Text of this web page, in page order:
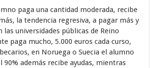
paga una cantidad moderada, recibe
la tendencia regresiva, a pagar más y
las universidades públicas de Reino
paga mucho, 5.000 euros cada curso,
en Noruega o Suecia el alumno
90% además recibe ayudas, mientras